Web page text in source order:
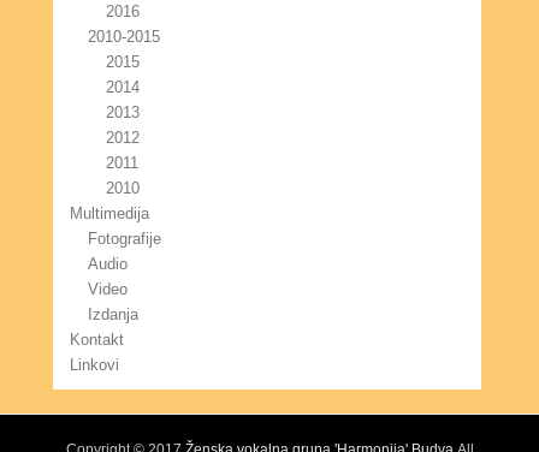
2016
2010-2015
2015
2014
2013
2012
2011
2010
Multimedija
Fotografije
Audio
Video
Izdanja
Kontakt
Linkovi